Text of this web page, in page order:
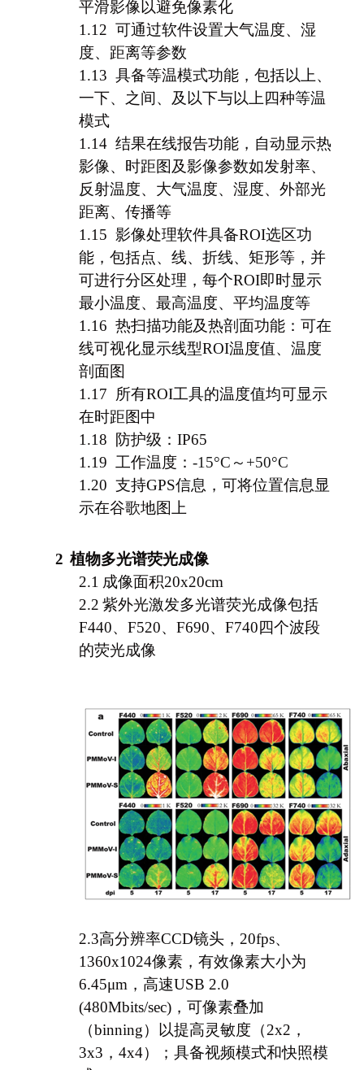
平滑影像以避免像素化
1.12 可通过软件设置大气温度、湿
度、距离等参数
1.13 具备等温模式功能，包括以上、
一下、之间、及以下与以上四种等温
模式
1.14 结果在线报告功能， 自动显示热
影像、时距图及影像参数如发射率、
反射温度、大气温度、湿度、外部光
距离、传播等
1.15 影像处理软件具备ROI选区功
能，包括点、线、折线、矩形等，并
可进行分区处理，每个ROI即时显示
最小温度、最高温度、平均温度等
1.16 热扫描功能及热剖面功能：可在
线可视化显示线型ROI温度值、温度
剖面图
1.17
所有ROI工具的温度值均可显示
在时距图中
1.18 防护级：IP65
1.19 工作温度： -15°C ～+50°C
1.20 支持GPS信息，可将位置信息显
示在谷歌地图上
2 植物多光谱荧光成像
2.1 成像面积20x20cm
2.2 紫外光激发多光谱荧光成像包括
F440、F520、F690、F740四个波段
的荧光成像
2.3高分辨率CCD镜头，20fps、
1360x1024像素，有效像素大小为
6.45μm ， 高速USB 2.0
(480Mbits/sec)，可像素叠加
（binning）以提高灵敏度（2x2，
3x3，4x4）；具备视频模式和快照模